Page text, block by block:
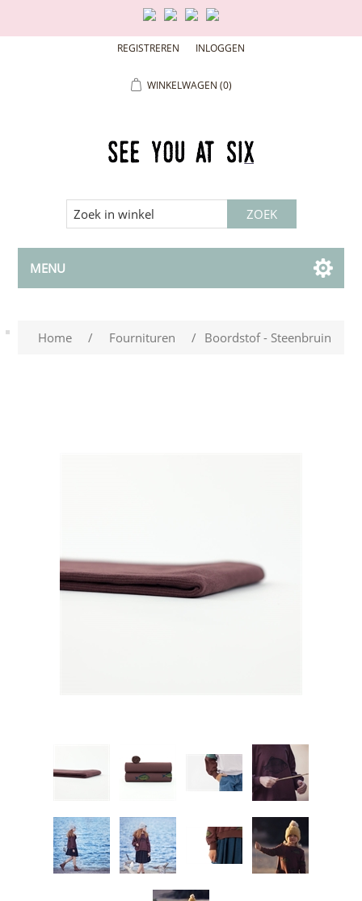
REGISTREREN INLOGGEN
WINKELWAGEN (0)
MENU
Home / Fournituren / Boordstof - Steenbruin